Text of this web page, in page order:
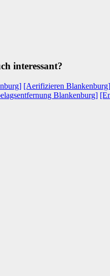
interessant?
[Aerifizieren Blankenburg]
Blankenburg]